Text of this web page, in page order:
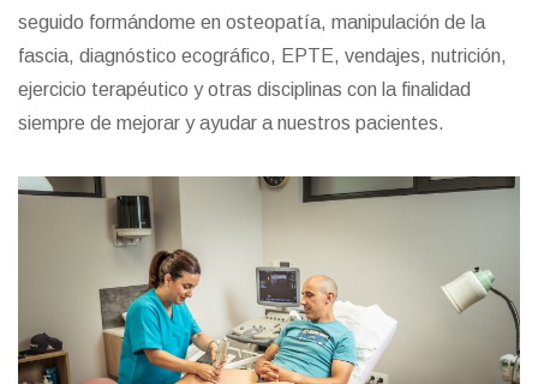
seguido formándome en osteopatía, manipulación de la
fascia, diagnóstico ecográfico, EPTE, vendajes, nutrición,
ejercicio terapéutico y otras disciplinas con la finalidad
siempre de mejorar y ayudar a nuestros pacientes.